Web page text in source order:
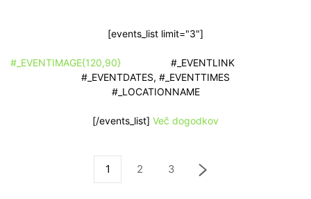
[events_list limit="3"]
#_EVENTIMAGE{120,90}
#_EVENTLINK
#_EVENTDATES, #_EVENTTIMES
#_LOCATIONNAME
[/events_list] Več dogodkov
1 2 3